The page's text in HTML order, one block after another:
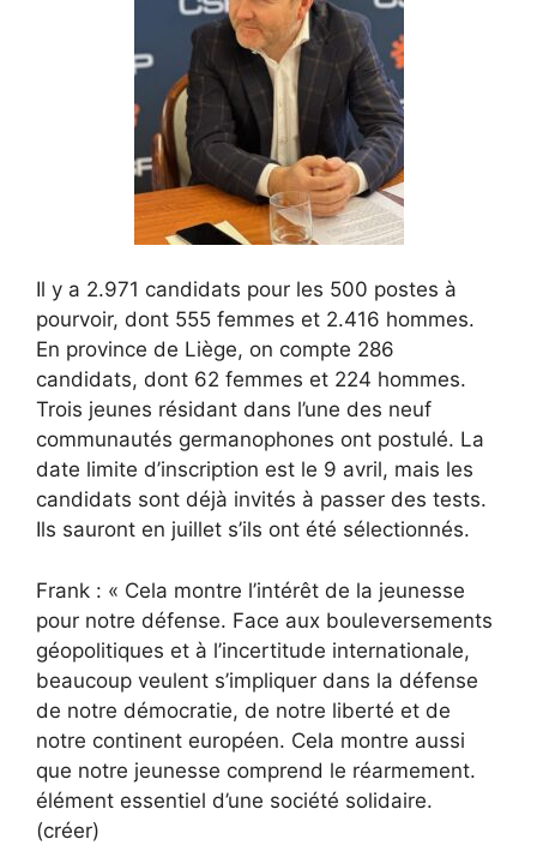
Il y a 2.971 candidats pour les 500 postes à
pourvoir, dont 555 femmes et 2.416 hommes.
En province de Liège, on compte 286
candidats, dont 62 femmes et 224 hommes.
Trois jeunes résidant dans l’une des neuf
communautés germanophones ont postulé. La
date limite d’inscription est le 9 avril, mais les
candidats sont déjà invités à passer des tests.
Ils sauront en juillet s’ils ont été sélectionnés.
Frank : « Cela montre l’intérêt de la jeunesse
pour notre défense. Face aux bouleversements
géopolitiques et à l’incertitude internationale,
beaucoup veulent s’impliquer dans la défense
de notre démocratie, de notre liberté et de
notre continent européen. Cela montre aussi
que notre jeunesse comprend le réarmement.
élément essentiel d’une société solidaire.
(créer)